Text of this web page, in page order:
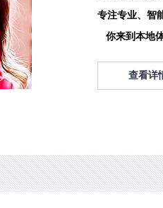
专注专业、智
你来到本地
查看详